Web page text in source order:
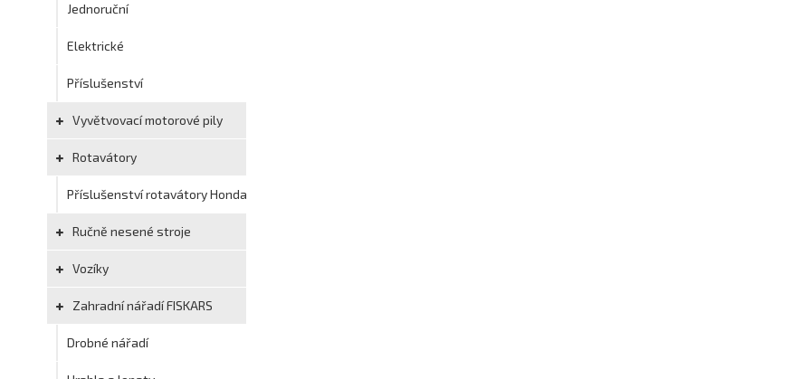
Jednoruční
Elektrické
Příslušenství
Vyvětvovací motorové pily
Rotavátory
Příslušenství rotavátory Honda
Ručně nesené stroje
Vozíky
Zahradní nářadí FISKARS
Drobné nářadí